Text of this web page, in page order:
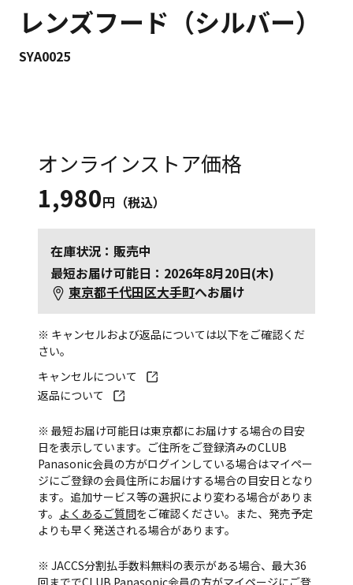
レンズフード（シルバー）
SYA0025
オンラインストア価格
1,980円（税込）
在庫状況：販売中
最短お届け可能日：2026年8月20日(木)
東京都千代田区大手町へお届け
※ キャンセルおよび返品については以下をご確認くだ
さい。
キャンセルについて
返品について
※ 最短お届け可能日は東京都にお届けする場合の目安
日を表示しています。ご住所をご登録済みのCLUB
Panasonic会員の方がログインしている場合はマイペー
ジにご登録の会員住所にお届けする場合の目安日となり
ます。追加サービス等の選択により変わる場合がありま
す。 よくあるご質問をご確認ください。また、発売予定
よりも早く発送される場合があります。
※ JACCS分割払手数料無料の表示がある場合、最大36
回まででCLUB Panasonic会員の方がマイページにご登